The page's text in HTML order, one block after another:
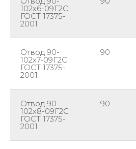
102х6-09Г2С
ГОСТ 17375-
2001
Отвод 90-
102х7-09Г2С
ГОСТ 17375-
2001
90
Отвод 90-
102х8-09Г2С
ГОСТ 17375-
2001
90